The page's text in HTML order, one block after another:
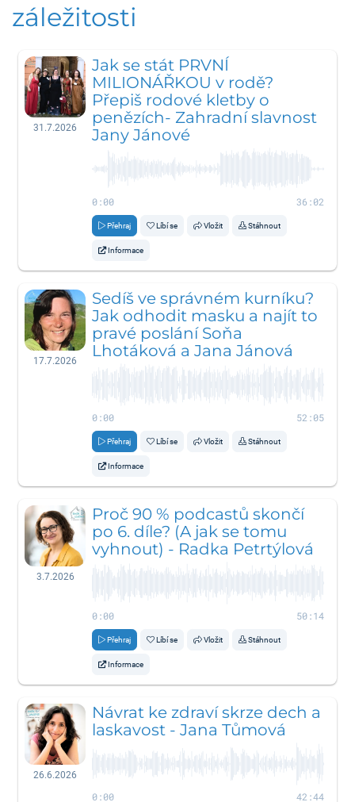
záležitosti
31.7.2026
Jak se stát PRVNÍ
MILIONÁŘKOU v rodě?
Přepiš rodové kletby o
penězích- Zahradní slavnost
Jany Jánové
0:00 36:02
Přehraj Líbí se Vložit Stáhnout
Informace
17.7.2026
Sedíš ve správném kurníku?
Jak odhodit masku a najít to
pravé poslání Soňa
Lhotáková a Jana Jánová
0:00 52:05
Přehraj Líbí se Vložit Stáhnout
Informace
3.7.2026
Proč 90 % podcastů skončí
po 6. díle? (A jak se tomu
vyhnout) - Radka Petrtýlová
0:00 50:14
Přehraj Líbí se Vložit Stáhnout
Informace
26.6.2026
Návrat ke zdraví skrze dech a
laskavost - Jana Tůmová
0:00 42:44